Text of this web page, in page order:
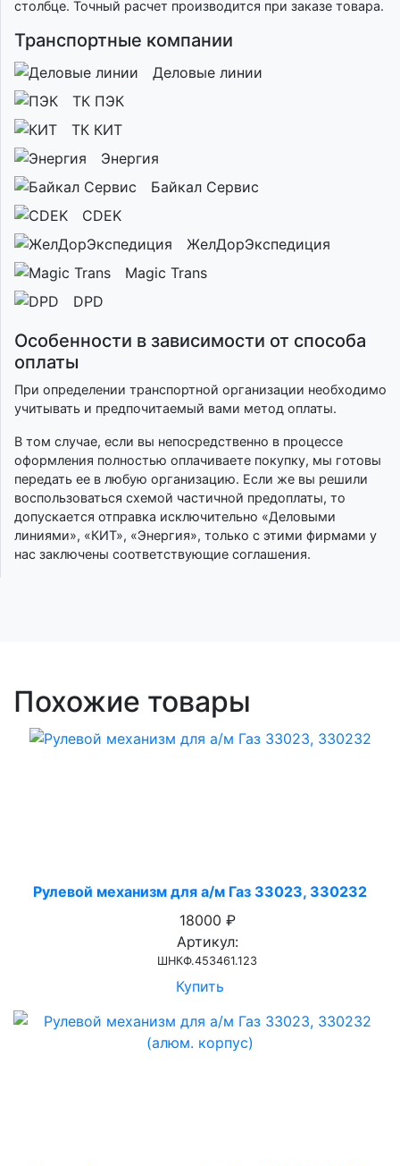
столбце. Точный расчет производится при заказе товара.
Транспортные компании
Деловые линии
ТК ПЭК
ТК КИТ
Энергия
Байкал Сервис
CDEK
ЖелДорЭкспедиция
Magic Trans
DPD
Особенности в зависимости от способа
оплаты
При определении транспортной организации необходимо
учитывать и предпочитаемый вами метод оплаты.
В том случае, если вы непосредственно в процессе
оформления полностью оплачиваете покупку, мы готовы
передать ее в любую организацию. Если же вы решили
воспользоваться схемой частичной предоплаты, то
допускается отправка исключительно «Деловыми
линиями», «КИТ», «Энергия», только с этими фирмами у
нас заключены соответствующие соглашения.
Похожие товары
Рулевой механизм для а/м Газ 33023, 330232
18000 ₽
Артикул:
ШНКФ.453461.123
Купить